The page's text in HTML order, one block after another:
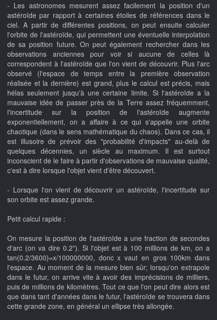
- Les astronomes mesurent assez facilement la position d'un
astéroïde par rapport à certaines étoiles de références dans le
ciel. A partir de différentes positions, on peut ensuite calculer
l'orbite de l'astéroïde, qui permettent une éventuelle interpolation
de sa position future. On peut également rechercher dans les
observations anciennes pour voir si aucune de celles là
correspondent à l'astéroïde que l'on vient de découvrir. Plus l'arc
observé (l'espace de temps entre la première observation
réalisée et la dernière) est grand, plus le calcul est précis, mais
hélas seulement jusqu'à une certaine limite. Si l'astéroïde a la
mauvaise idée de passer près de la Terre assez fréquemment,
l'incertitude sur la position de l'astéroïde augmente
exponentiellement, on a affaire à ce qui s'appelle une orbite
chaotique (dans le sens mathématique du chaos). Dans ce cas, il
est illusoire de prévoir des "probabilité d'impacts" au-delà de
quelques décennies, un siècle au maximum. Il est surtout
inconscient de le faire à partir d'observations de mauvaise qualité,
c'est à dire lorsque l'objet vient d'être découvert.
- Lorsque l'on vient de découvrir un astéroïde, l'incertitude sur
son orbite est assez grande.
Petit calcul rapide :
On mesure la position de l'astéroïde a une fraction de secondes
d'arc (on va dire 0.2"). Si l'objet est à 100 millions de km, on a
tan(0.2/3600)=x/100000000, donc x vaut en gros 100km dans
l'espace. Au moment de la mesure bien sûr; lorsqu'on extrapole
dans le futur, on arrive vite à avoir des imprécisions de milliers,
puis de millions de kilomètres. Tout ce que l'on peut dire alors est
que dans tant d'années dans le futur, l'astéroïde se trouvera dans
cette grande zone, en général un ellipse très allongée.